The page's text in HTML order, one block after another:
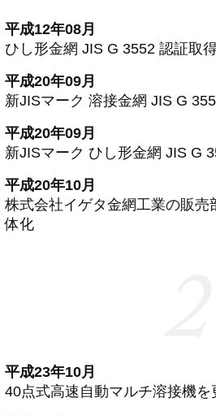
平成12年08月
ひし形金網 JIS G 3552 認証取
平成20年09月
新JISマーク 溶接金網 JIS G
平成20年09月
新JISマーク ひし形金網 JIS G
平成20年10月
株式会社イゲタ金網工業の販売
体化
平成23年10月
40点式高速自動マルチ溶接機を